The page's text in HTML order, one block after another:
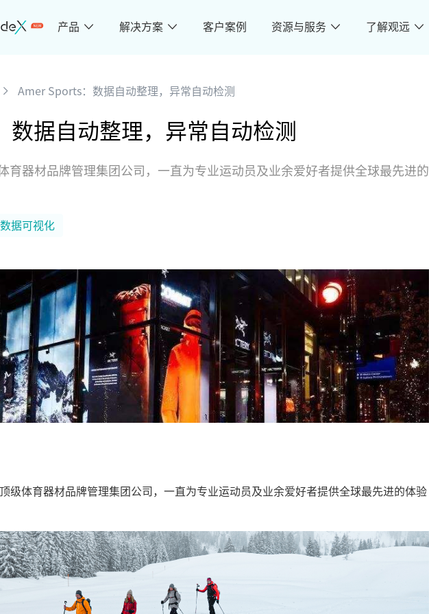
产品 解决方案 客户案例 资源与服务 了解观远
Amer Sports：数据自动整理，异常自动检测
数据自动整理，异常自动检测
育器材品牌管理集团公司，一直为专业运动员及业余爱好者提供全球最先进的
数据可视化
级体育器材品牌管理集团公司，一直为专业运动员及业余爱好者提供全球最先进的体验